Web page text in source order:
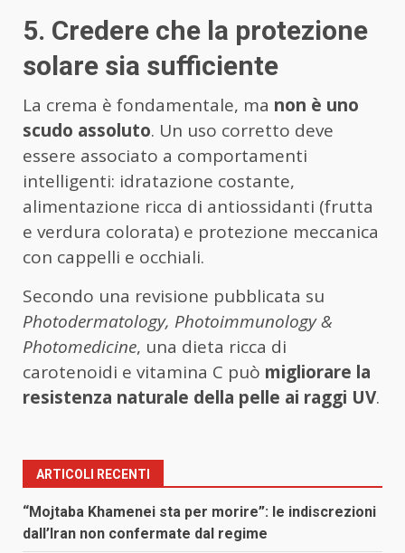
5. Credere che la protezione
solare sia sufficiente
La crema è fondamentale, ma non è uno
scudo assoluto. Un uso corretto deve
essere associato a comportamenti
intelligenti: idratazione costante,
alimentazione ricca di antiossidanti (frutta
e verdura colorata) e protezione meccanica
con cappelli e occhiali.
Secondo una revisione pubblicata su
Photodermatology, Photoimmunology &
Photomedicine, una dieta ricca di
carotenoidi e vitamina C può migliorare la
resistenza naturale della pelle ai raggi UV.
ARTICOLI RECENTI
“Mojtaba Khamenei sta per morire”: le indiscrezioni
dall’Iran non confermate dal regime